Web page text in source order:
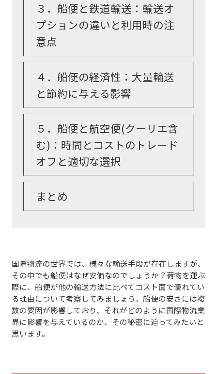
３．船便と鉄道輸送：輸送オ
プションの違いと利用時の注
意点
４．船便の経済性：大量輸送
と節約に与える影響
５．船便と航空便(クーリエ含
む)：時間とコストのトレード
オフと適切な選択
まとめ
国際物流の世界では、様々な輸送手段が存在しますが、
その中でも船便はなぜ安価なのでしょうか？荷物を運ぶ
際に、船便が他の輸送方法に比べてコスト面で優れてい
る理由について考察してみましょう。船便の安さには複
数の要因が影響しており、それがどのように国際物流業
界に影響を与えているのか、その秘密に迫ってみたいと
思います。